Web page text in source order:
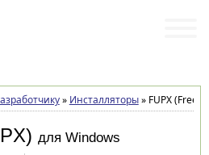
» Инсталляторы»FUPX (Free
для Windows